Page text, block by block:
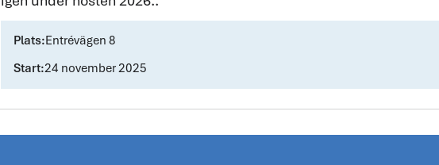
Plats:Entrévägen 8
Start:24 november 2025